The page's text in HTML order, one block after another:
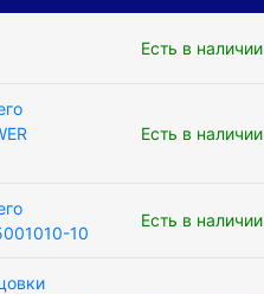
Есть в наличии
Есть в наличии
10
Есть в наличии